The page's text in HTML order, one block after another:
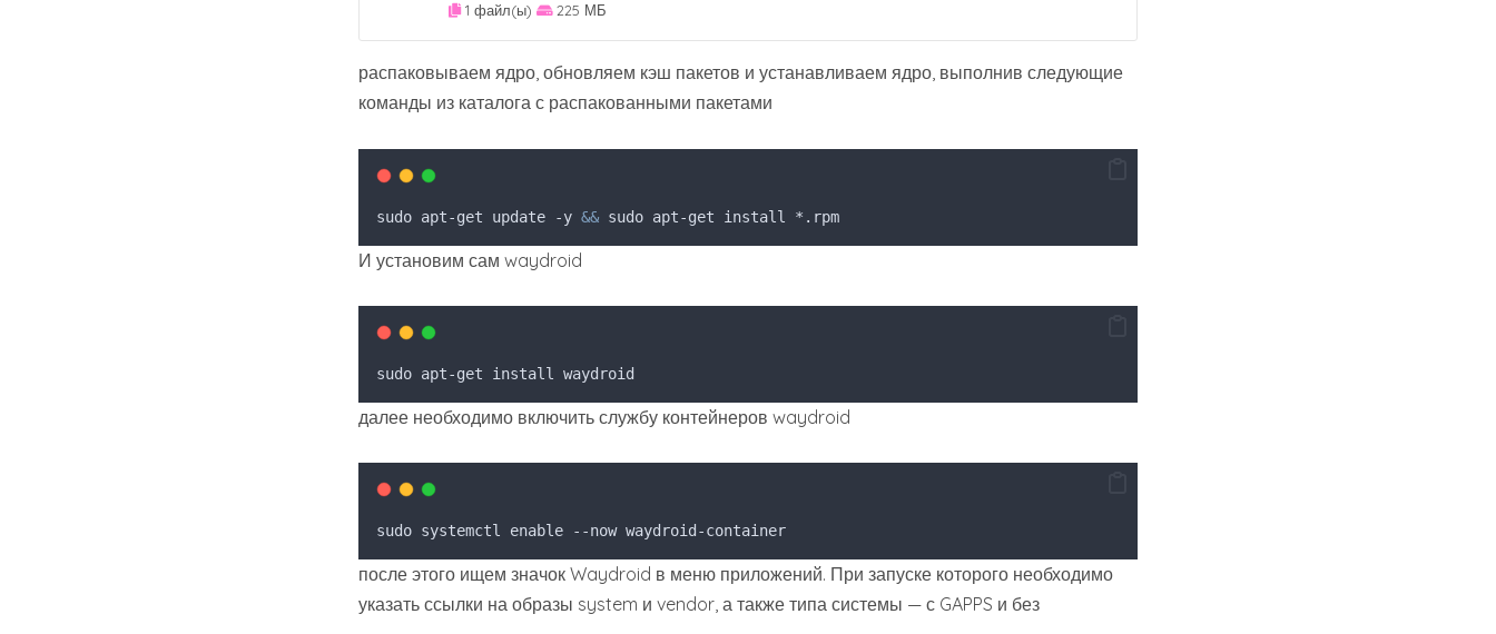
1 файл(ы) 225 МБ
распаковываем ядро, обновляем кэш пакетов и устанавливаем ядро, выполнив следующие
команды из каталога с распакованными пакетами
sudo apt-get update -y && sudo apt-get install *.rpm
И установим сам waydroid
sudo apt-get install waydroid
далее необходимо включить службу контейнеров waydroid
sudo systemctl enable --now waydroid-container
после этого ищем значок Waydroid в меню приложений. При запуске которого необходимо
указать ссылки на образы system и vendor, а также типа системы — с GAPPS и без